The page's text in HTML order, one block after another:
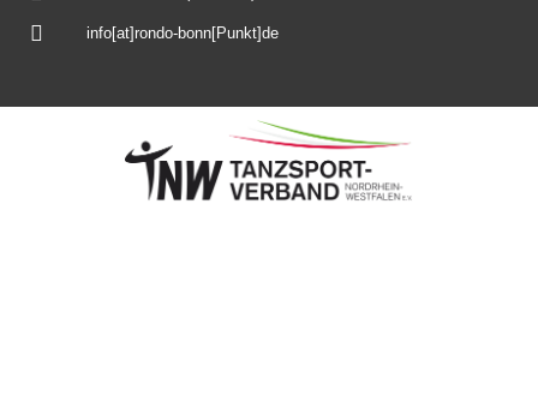
info[at]rondo-bonn[Punkt]de